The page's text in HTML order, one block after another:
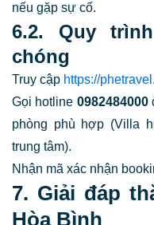
nếu gặp sự cố.
6.2. Quy
chóng
Truy cập https://
Gọi hotline 0982484000
phòng phù hợp (Villa
trung tâm).
Nhận mã xác nhận
7. Giải đáp
Hòa Bình